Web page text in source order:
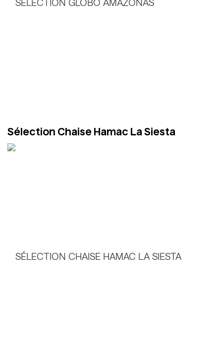
Sélection Chaise Hamac La Siesta